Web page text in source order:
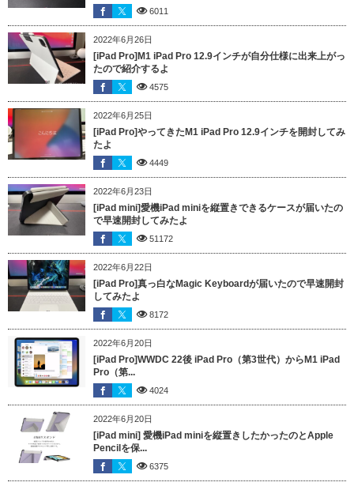
6011
2022年6月26日
[iPad Pro]M1 iPad Pro 12.9インチが自分仕様に出来上がっ
たので紹介するよ
4575
2022年6月25日
[iPad Pro]やってきたM1 iPad Pro 12.9インチを開封してみ
たよ
4449
2022年6月23日
[iPad mini]愛機iPad miniを縦置きできるケースが届いたの
で早速開封してみたよ
51172
2022年6月22日
[iPad Pro]真っ白なMagic Keyboardが届いたので早速開封
してみたよ
8172
2022年6月20日
[iPad Pro]WWDC 22後 iPad Pro（第3世代）からM1 iPad
Pro（第...
4024
2022年6月20日
[iPad mini] 愛機iPad miniを縦置きしたかったのとApple
Pencilを保...
6375